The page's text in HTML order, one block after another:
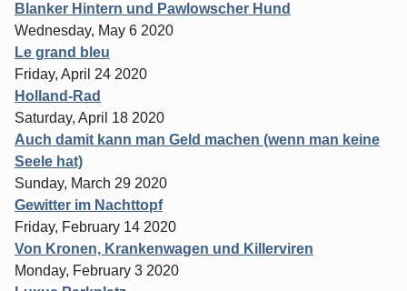
Blanker Hintern und Pawlowscher Hund
Wednesday, May 6 2020
Le grand bleu
Friday, April 24 2020
Holland-Rad
Saturday, April 18 2020
Auch damit kann man Geld machen (wenn man keine
Seele hat)
Sunday, March 29 2020
Gewitter im Nachttopf
Friday, February 14 2020
Von Kronen, Krankenwagen und Killerviren
Monday, February 3 2020